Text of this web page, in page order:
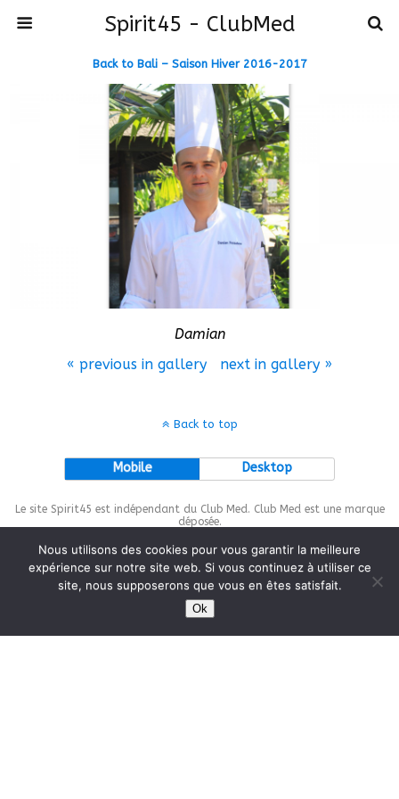
Spirit45 - ClubMed
Back to Bali – Saison Hiver 2016-2017
Damian
« previous in gallery
next in gallery »
Back to top
Mobile Desktop
Le site Spirit45 est indépendant du Club Med. Club Med est une marque
déposée.
This site is protected bywp-copyrightpro.com
Nous utilisons des cookies pour vous garantir la meilleure
expérience sur notre site web. Si vous continuez à utiliser ce
site, nous supposerons que vous en êtes satisfait.
Ok